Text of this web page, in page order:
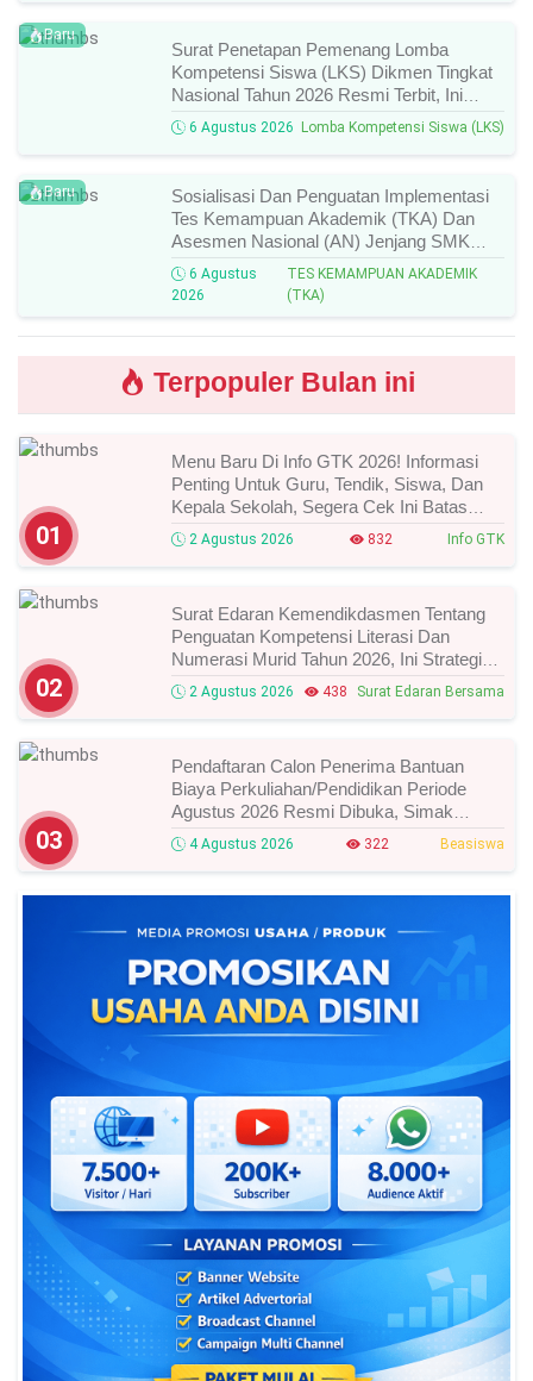
Baru
Surat Penetapan Pemenang Lomba
Kompetensi Siswa (LKS) Dikmen Tingkat
Nasional Tahun 2026 Resmi Terbit, Ini
Daftar Lengkap Nama Juara Dan Peraih
Medali!
6 Agustus 2026 Lomba Kompetensi Siswa (LKS)
Baru
Sosialisasi Dan Penguatan Implementasi
Tes Kemampuan Akademik (TKA) Dan
Asesmen Nasional (AN) Jenjang SMK
Tahun 2026, Ini Jadwal, Materi, Dan Link
Mengikutinya!
6 Agustus
2026
TES KEMAMPUAN AKADEMIK
(TKA)
Terpopuler Bulan ini
01
Menu Baru Di Info GTK 2026! Informasi
Penting Untuk Guru, Tendik, Siswa, Dan
Kepala Sekolah, Segera Cek Ini Batas
Waktunya!
2 Agustus 2026 832 Info GTK
02
Surat Edaran Kemendikdasmen Tentang
Penguatan Kompetensi Literasi Dan
Numerasi Murid Tahun 2026, Ini Strategi
Dan Alurnya
2 Agustus 2026 438 Surat Edaran Bersama
03
Pendaftaran Calon Penerima Bantuan
Biaya Perkuliahan/Pendidikan Periode
Agustus 2026 Resmi Dibuka, Simak
Syarat Dan Jadwal Lengkapnya
4 Agustus 2026 322 Beasiswa